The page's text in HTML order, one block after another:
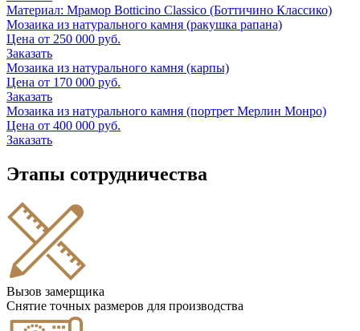
Материал: Мрамор Botticino Classico (Боттичино Классико)
Мозаика из натурального камня (ракушка рапана)
Цена от 250 000 руб.
Заказать
Мозаика из натурального камня (карпы)
Цена от 170 000 руб.
Заказать
Мозаика из натурального камня (портрет Мерлин Монро)
Цена от 400 000 руб.
Заказать
Этапы сотрудничества
Вызов замерщика
Снятие точных размеров для производства